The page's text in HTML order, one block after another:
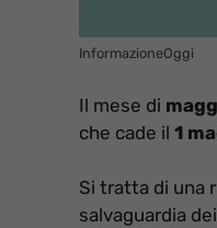
InformazioneOggi
Il mese di
che cade il 1
Si tratta di una
salvaguardia